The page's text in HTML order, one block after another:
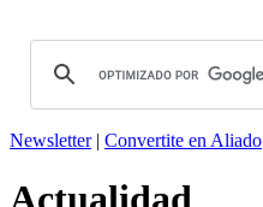
Newsletter| Convertite en Aliado